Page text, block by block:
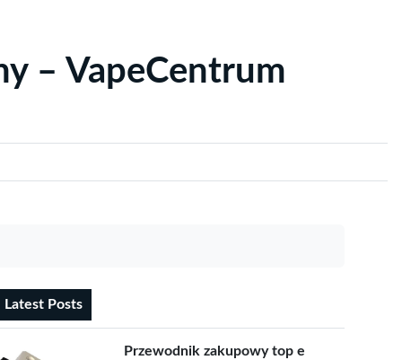
– VapeCentrum
Latest Posts
Przewodnik zakupowy top e